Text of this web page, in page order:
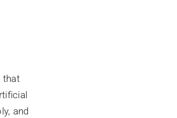
that
and